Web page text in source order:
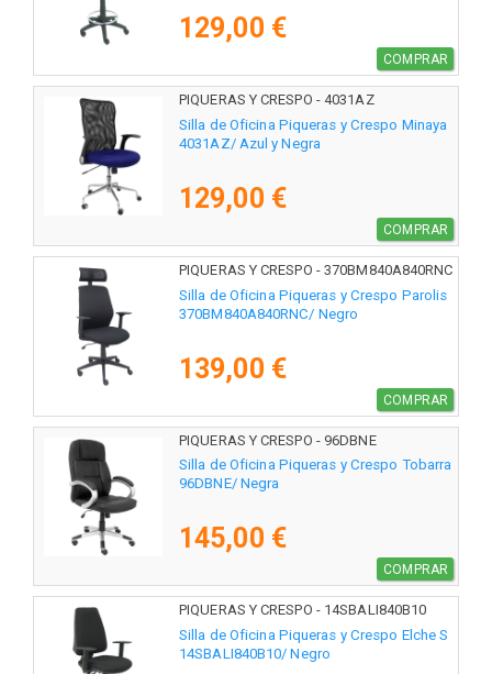
129,00 €
COMPRAR
PIQUERAS Y CRESPO - 4031AZ
Silla de Oficina Piqueras y Crespo Minaya
4031AZ/ Azul y Negra
129,00 €
COMPRAR
PIQUERAS Y CRESPO - 370BM840A840RNC
Silla de Oficina Piqueras y Crespo Parolis
370BM840A840RNC/ Negro
139,00 €
COMPRAR
PIQUERAS Y CRESPO - 96DBNE
Silla de Oficina Piqueras y Crespo Tobarra
96DBNE/ Negra
145,00 €
COMPRAR
PIQUERAS Y CRESPO - 14SBALI840B10
Silla de Oficina Piqueras y Crespo Elche S
14SBALI840B10/ Negro